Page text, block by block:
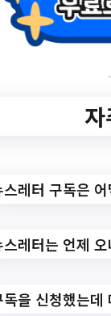
홈페
작성
3.아
스레터 구독은
스레터는 언제
독을 신청했는